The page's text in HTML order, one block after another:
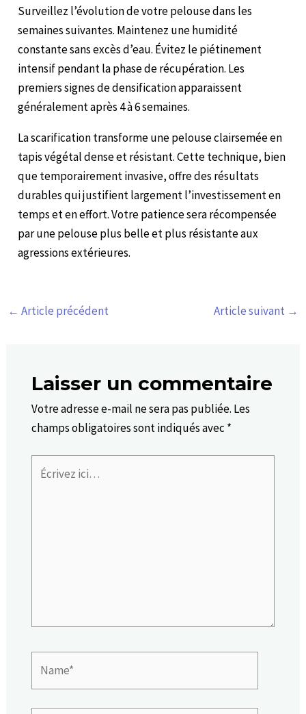
Surveillez l’évolution de votre pelouse dans les
semaines suivantes. Maintenez une humidité
constante sans excès d’eau. Évitez le piétinement
intensif pendant la phase de récupération. Les
premiers signes de densification apparaissent
généralement après 4 à 6 semaines.
La scarification transforme une pelouse clairsemée en
tapis végétal dense et résistant. Cette technique, bien
que temporairement invasive, offre des résultats
durables qui justifient largement l’investissement en
temps et en effort. Votre patience sera récompensée
par une pelouse plus belle et plus résistante aux
agressions extérieures.
← Article précédent Article suivant →
Laisser un commentaire
Votre adresse e-mail ne sera pas publiée. Les
champs obligatoires sont indiqués avec *
Écrivez
ici…